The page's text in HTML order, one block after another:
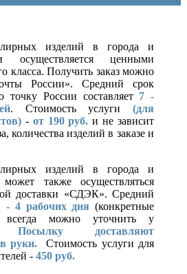
изделий в города и
осуществляется ценными
класса. Получить заказ можно
России». Средний срок
России составляет 7 -
. Стоимость услуги(для
- от 190 руб. и не зависит
количества изделий в заказе и
изделий в города и
также осуществляться
доставки «СДЭК». Средний
- 4 рабочих дня (конкретные
всегда можно уточнить у
Посылку доставляют
руки.
Стоимость услуги для
- 450 руб.